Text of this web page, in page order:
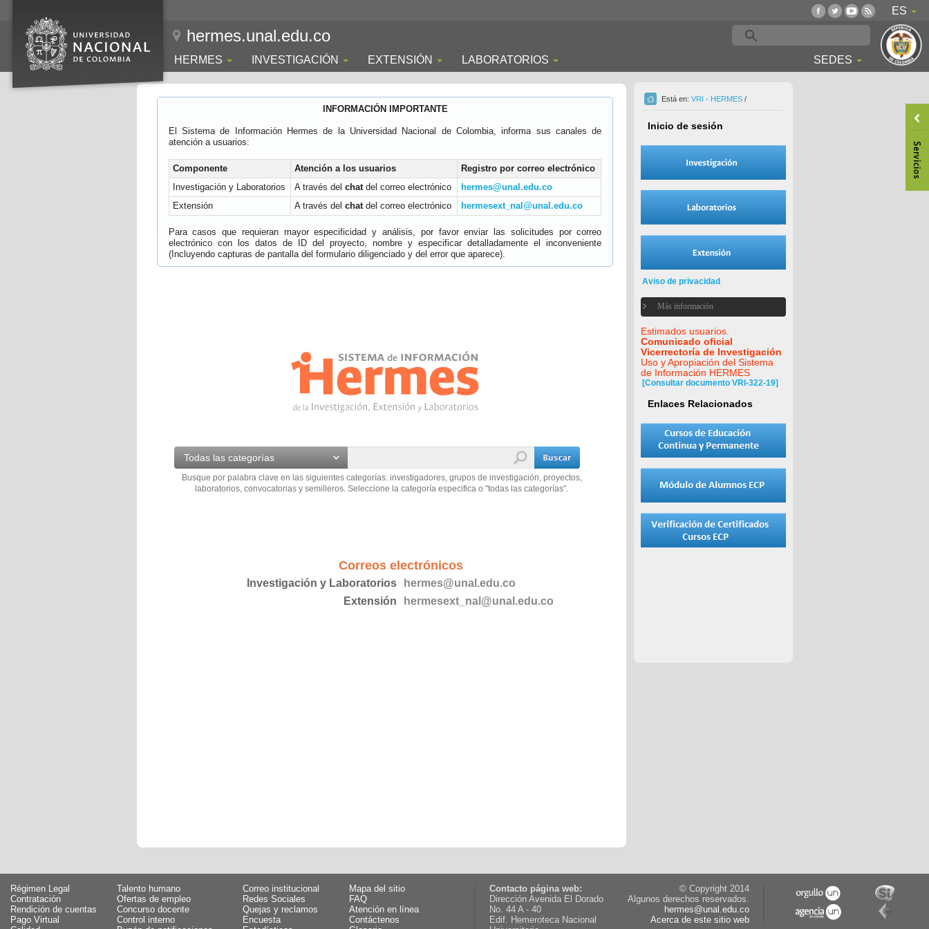
ES
hermes.unal.edu.co
HERMES INVESTIGACIÓN EXTENSIÓN LABORATORIOS SEDES
INFORMACIÓN IMPORTANTE
El Sistema de Información Hermes de la Universidad Nacional de Colombia, informa sus canales de
atención a usuarios:
Componente Atención a los usuarios
Registro por correo electrónico
Investigación y Laboratorios
A través del chatdel correo electrónico
hermes@unal.edu.co
Extensión
A través del chatdel correo electrónico hermesext_nal@unal.edu.co
Para casos que requieran mayor especificidad y análisis, por favor enviar las solicitudes por correo
electrónico con los datos de ID del proyecto, nombre y especificar detalladamente el inconveniente
(Incluyendo capturas de pantalla del formulario diligenciado y del error que aparece).
Todas las categorías
Busque por palabra clave en las siguientes categorías: investigadores, grupos de investigación, proyectos,
laboratorios, convocatorias y semilleros. Seleccione la categoría especifica o "todas las categorías".
Correos electrónicos
Investigación y Laboratorios
hermes@unal.edu.co
Extensión
hermesext_nal@unal.edu.co
Está en: VRI - HERMES /
Inicio de sesión
Aviso de privacidad
Más información
Estimados usuarios.
Comunicado oficial
Vicerrectoría de Investigación
Uso y Apropiación del Sistema
de Información HERMES
[Consultar documento VRI-322-19]
Enlaces Relacionados
Régimen Legal
Talento humano
Contratación
Ofertas de empleo
Rendición de cuentas
Concurso docente
Pago Virtual
Control interno
Correo institucional
Mapa del sitio
Redes Sociales
FAQ
Quejas y reclamos
Atención en línea
Encuesta
Contáctenos
Contacto página web:
Dirección Avenida El Dorado
No. 44 A - 40
Edif. Hemeroteca Nacional
© Copyright 2014
Algunos derechos reservados.
hermes@unal.edu.co
Acerca de este sitio web